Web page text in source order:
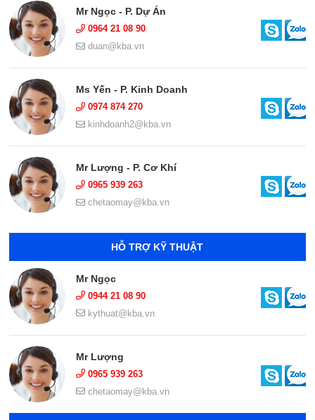
Mr Ngọc - P. Dự Án
0964 21 08 90
duan@kba.vn
Ms Yến - P. Kinh Doanh
0974 874 270
kinhdoanh2@kba.vn
Mr Lượng - P. Cơ Khí
0965 939 263
chetaomay@kba.vn
HỖ TRỢ KỸ THUẬT
Mr Ngọc
0944 21 08 90
kythuat@kba.vn
Mr Lượng
0965 939 263
chetaomay@kba.vn